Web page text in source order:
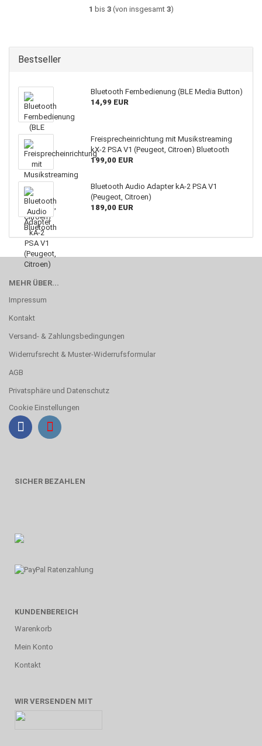
1 bis 3(von insgesamt 3)
Bestseller
Bluetooth Fernbedienung (BLE Media Button)
14,99 EUR
Freisprecheinrichtung mit Musikstreaming
kX-2 PSA V1 (Peugeot, Citroen) Bluetooth
199,00 EUR
Bluetooth Audio Adapter kA-2 PSA V1
(Peugeot, Citroen)
189,00 EUR
MEHR ÜBER...
Impressum
Kontakt
Versand- & Zahlungsbedingungen
Widerrufsrecht & Muster-Widerrufsformular
AGB
Privatsphäre und Datenschutz
Cookie Einstellungen
SICHER BEZAHLEN
KUNDENBEREICH
Warenkorb
Mein Konto
Kontakt
WIR VERSENDEN MIT